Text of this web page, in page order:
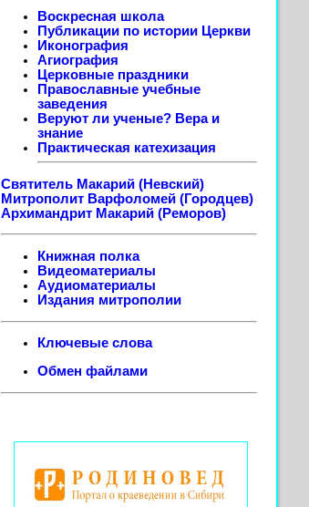
Воскресная школа
Публикации по истории Церкви
Иконография
Агиография
Церковные праздники
Православные учебные
заведения
Веруют ли ученые? Вера и
знание
Практическая катехизация
Святитель Макарий (Невский)
Митрополит Варфоломей (Городцев)
Архимандрит Макарий (Реморов)
Книжная полка
Видеоматериалы
Аудиоматериалы
Издания митрополии
Ключевые слова
Обмен файлами